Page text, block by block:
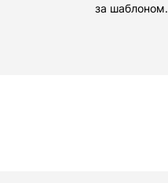
за шаблоном.